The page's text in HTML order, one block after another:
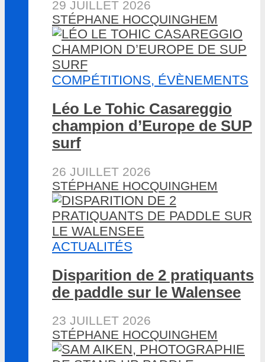
29 JUILLET 2026
STÉPHANE HOCQUINGHEM
COMPÉTITIONS, ÉVÈNEMENTS
Léo Le Tohic Casareggio
champion d’Europe de SUP
surf
26 JUILLET 2026
STÉPHANE HOCQUINGHEM
ACTUALITÉS
Disparition de 2 pratiquants
de paddle sur le Walensee
23 JUILLET 2026
STÉPHANE HOCQUINGHEM